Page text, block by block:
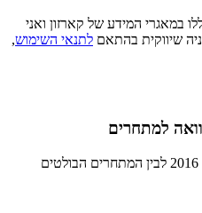
במאגרי המידע של קארזון ואני
שיווקית בהתאם לתנאי השימוש,
השוואת רמות הגימור של פיג'ו 5008 2016 לבין המתחרים הבולטים